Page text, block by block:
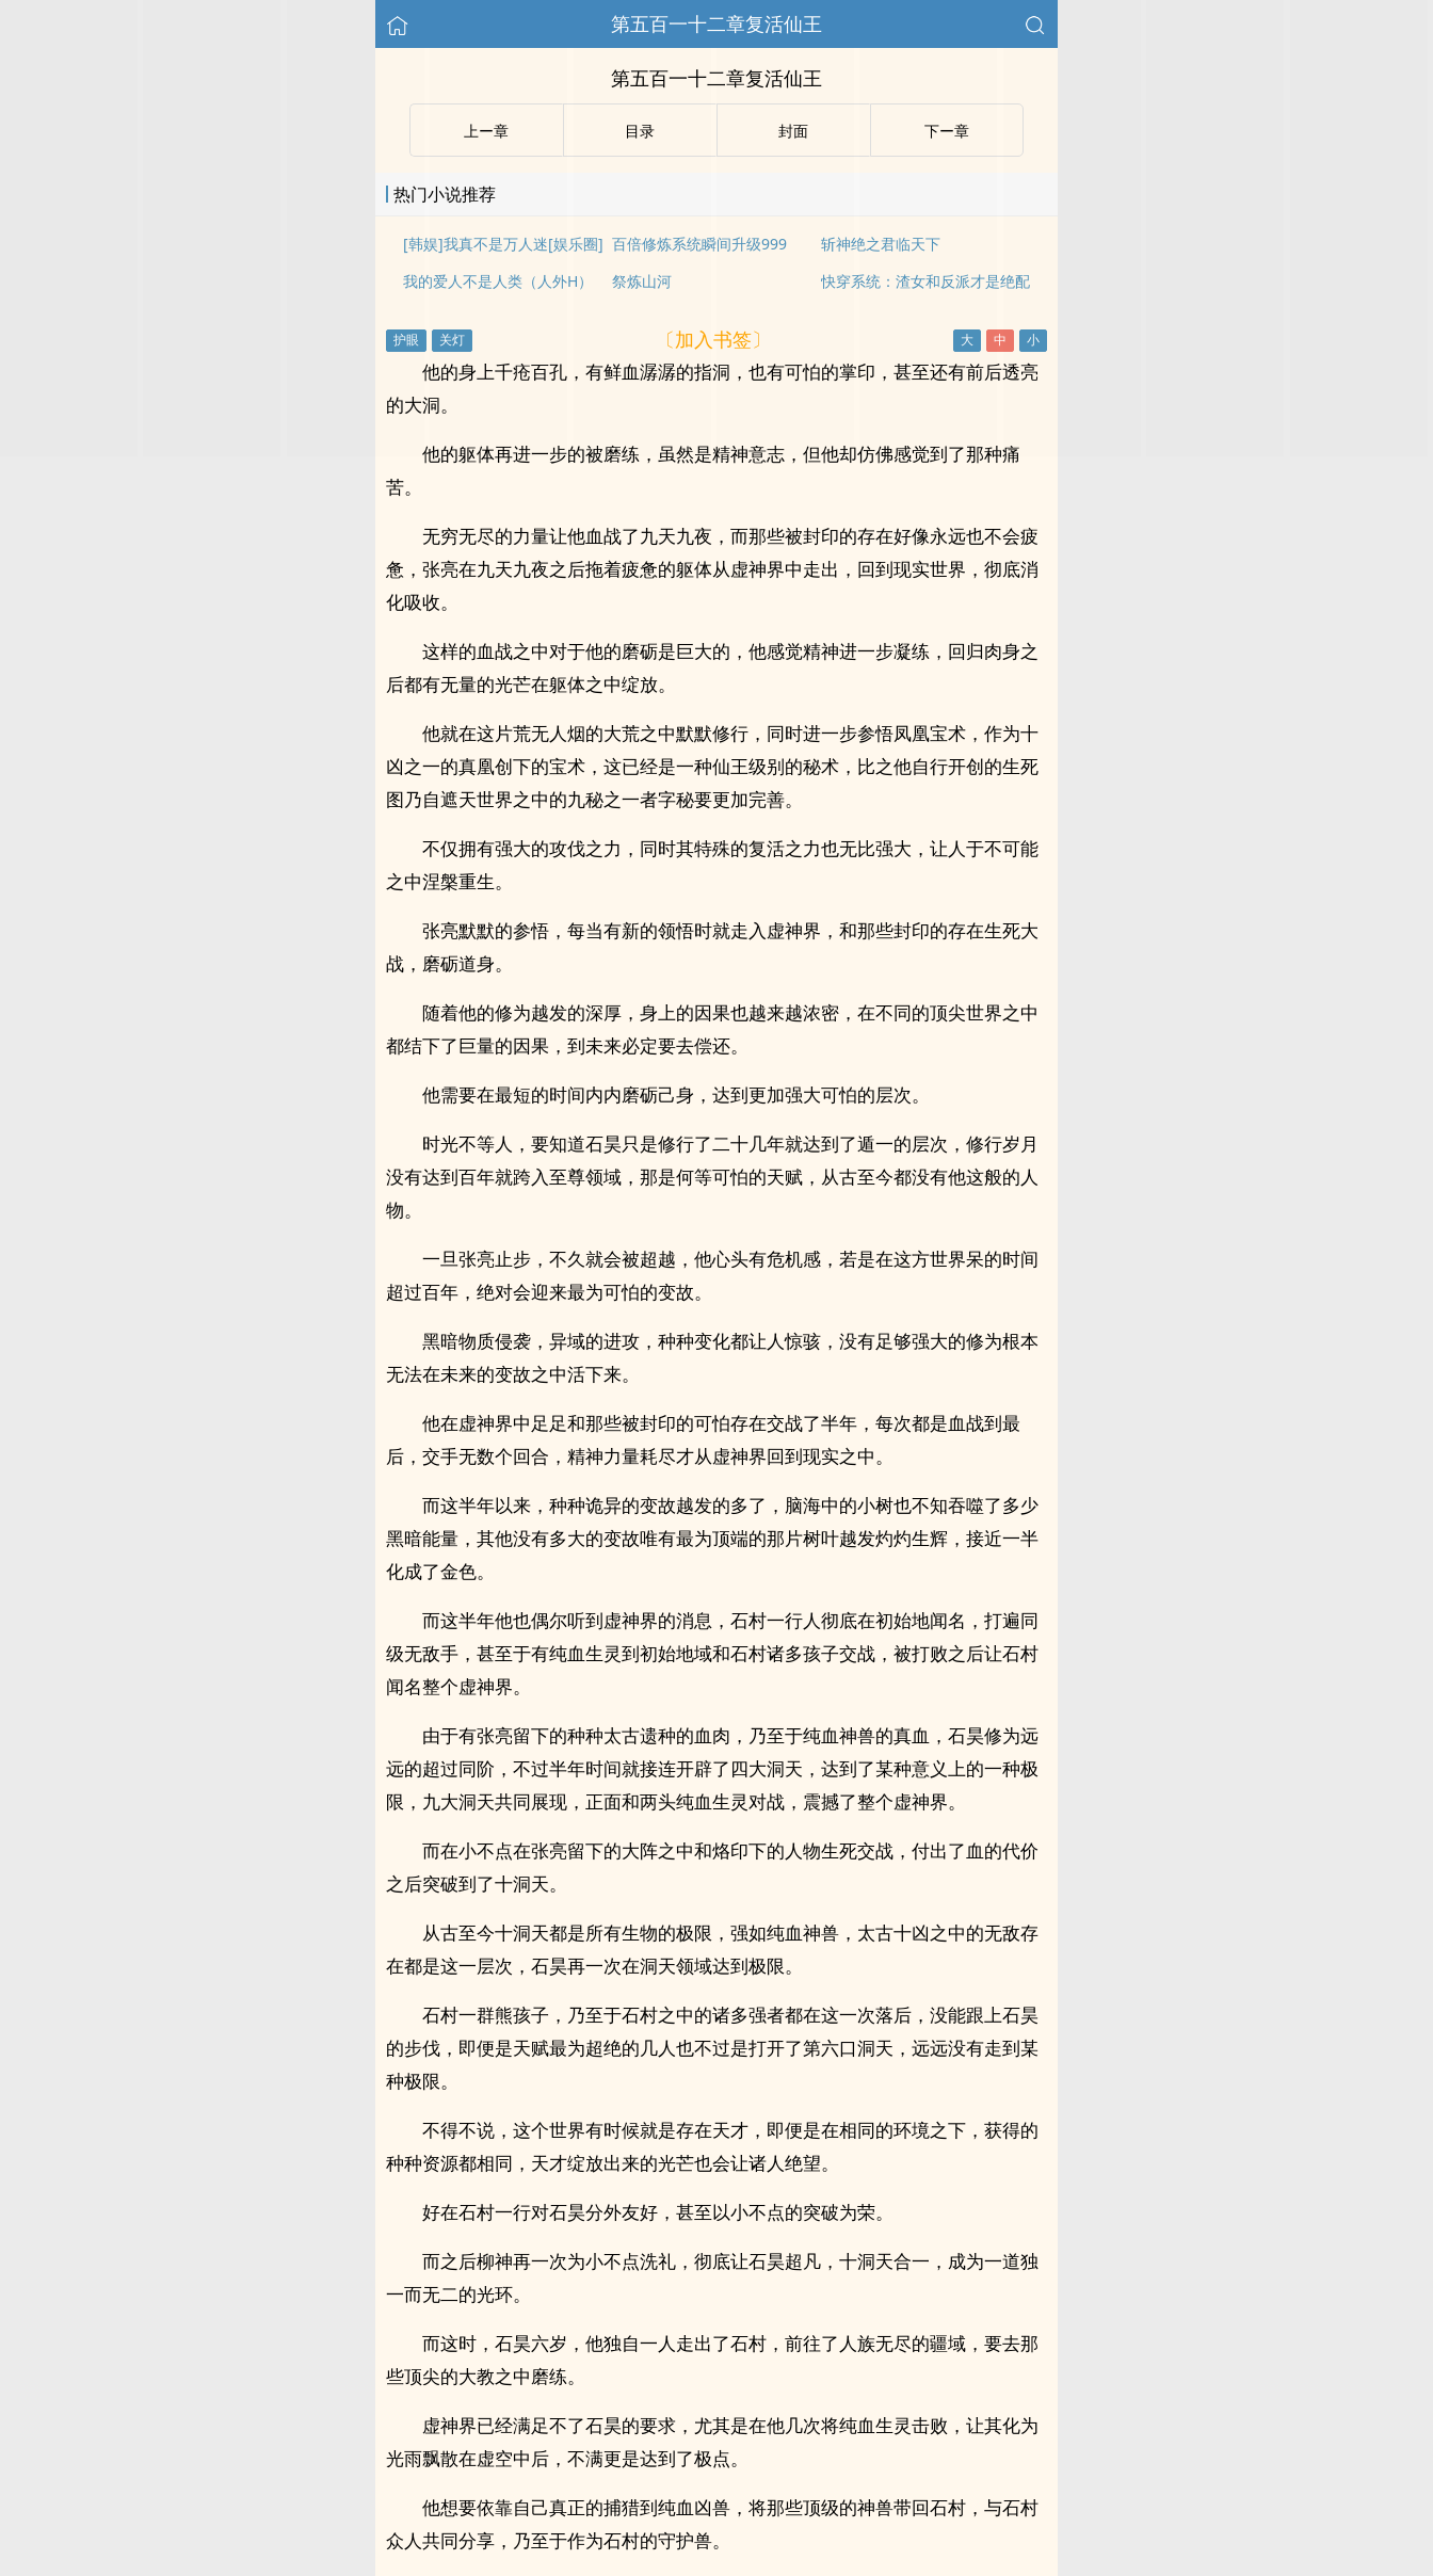
第五百一十二章复活仙王
第五百一十二章复活仙王
上ー章 目录 封面 下ー章
热门小说推荐
[韩娱]我真不是万人迷[娱乐圈] 百倍修炼系统瞬间升级999
斩神绝之君临天下
我的爱人不是人类（人外H）
祭炼山河 快穿系统：渣女和反派才是绝配
〔加入书签〕
他的身上千疮百孔，有鲜血潺潺的指洞，也有可怕的掌印，甚至还有前后透亮
的大洞。
他的躯体再进一步的被磨练，虽然是精神意志，但他却仿佛感觉到了那种痛
苦。
无穷无尽的力量让他血战了九天九夜，而那些被封印的存在好像永远也不会疲
惫，张亮在九天九夜之后拖着疲惫的躯体从虚神界中走出，回到现实世界，彻底消
化吸收。
这样的血战之中对于他的磨砺是巨大的，他感觉精神进一步凝练，回归肉身之
后都有无量的光芒在躯体之中绽放。
他就在这片荒无人烟的大荒之中默默修行，同时进一步参悟凤凰宝术，作为十
凶之一的真凰创下的宝术，这已经是一种仙王级别的秘术，比之他自行开创的生死
图乃自遮天世界之中的九秘之一者字秘要更加完善。
不仅拥有强大的攻伐之力，同时其特殊的复活之力也无比强大，让人于不可能
之中涅槃重生。
张亮默默的参悟，每当有新的领悟时就走入虚神界，和那些封印的存在生死大
战，磨砺道身。
随着他的修为越发的深厚，身上的因果也越来越浓密，在不同的顶尖世界之中
都结下了巨量的因果，到未来必定要去偿还。
他需要在最短的时间内内磨砺己身，达到更加强大可怕的层次。
时光不等人，要知道石昊只是修行了二十几年就达到了遁一的层次，修行岁月
没有达到百年就跨入至尊领域，那是何等可怕的天赋，从古至今都没有他这般的人
物。
一旦张亮止步，不久就会被超越，他心头有危机感，若是在这方世界呆的时间
超过百年，绝对会迎来最为可怕的变故。
黑暗物质侵袭，异域的进攻，种种变化都让人惊骇，没有足够强大的修为根本
无法在未来的变故之中活下来。
他在虚神界中足足和那些被封印的可怕存在交战了半年，每次都是血战到最
后，交手无数个回合，精神力量耗尽才从虚神界回到现实之中。
而这半年以来，种种诡异的变故越发的多了，脑海中的小树也不知吞噬了多少
黑暗能量，其他没有多大的变故唯有最为顶端的那片树叶越发灼灼生辉，接近一半
化成了金色。
而这半年他也偶尔听到虚神界的消息，石村一行人彻底在初始地闻名，打遍同
级无敌手，甚至于有纯血生灵到初始地域和石村诸多孩子交战，被打败之后让石村
闻名整个虚神界。
由于有张亮留下的种种太古遗种的血肉，乃至于纯血神兽的真血，石昊修为远
远的超过同阶，不过半年时间就接连开辟了四大洞天，达到了某种意义上的一种极
限，九大洞天共同展现，正面和两头纯血生灵对战，震撼了整个虚神界。
而在小不点在张亮留下的大阵之中和烙印下的人物生死交战，付出了血的代价
之后突破到了十洞天。
从古至今十洞天都是所有生物的极限，强如纯血神兽，太古十凶之中的无敌存
在都是这一层次，石昊再一次在洞天领域达到极限。
石村一群熊孩子，乃至于石村之中的诸多强者都在这一次落后，没能跟上石昊
的步伐，即便是天赋最为超绝的几人也不过是打开了第六口洞天，远远没有走到某
种极限。
不得不说，这个世界有时候就是存在天才，即便是在相同的环境之下，获得的
种种资源都相同，天才绽放出来的光芒也会让诸人绝望。
好在石村一行对石昊分外友好，甚至以小不点的突破为荣。
而之后柳神再一次为小不点洗礼，彻底让石昊超凡，十洞天合一，成为一道独
一而无二的光环。
而这时，石昊六岁，他独自一人走出了石村，前往了人族无尽的疆域，要去那
些顶尖的大教之中磨练。
虚神界已经满足不了石昊的要求，尤其是在他几次将纯血生灵击败，让其化为
光雨飘散在虚空中后，不满更是达到了极点。
他想要依靠自己真正的捕猎到纯血凶兽，将那些顶级的神兽带回石村，与石村
众人共同分享，乃至于作为石村的守护兽。